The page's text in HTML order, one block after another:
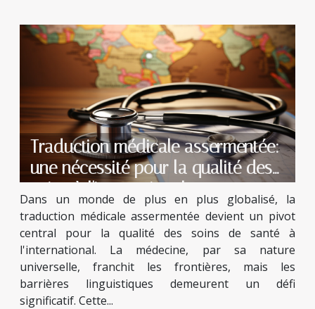
Traduction médicale assermentée:
une nécessité pour la qualité des
soins à l'international
Dans un monde de plus en plus globalisé, la
traduction médicale assermentée devient un pivot
central pour la qualité des soins de santé à
l'international. La médecine, par sa nature
universelle, franchit les frontières, mais les
barrières linguistiques demeurent un défi
significatif. Cette...